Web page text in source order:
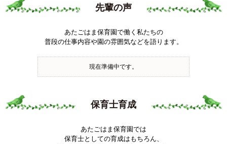
先輩の声
あたごはま保育園で働く私たちの
普段の仕事内容や園の雰囲気などを語ります。
現在準備中です。
保育士育成
あたごはま保育園では
保育士としての育成はもちろん、